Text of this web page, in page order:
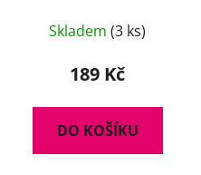
Skladem (3 ks)
189 Kč
DO KOŠÍKU